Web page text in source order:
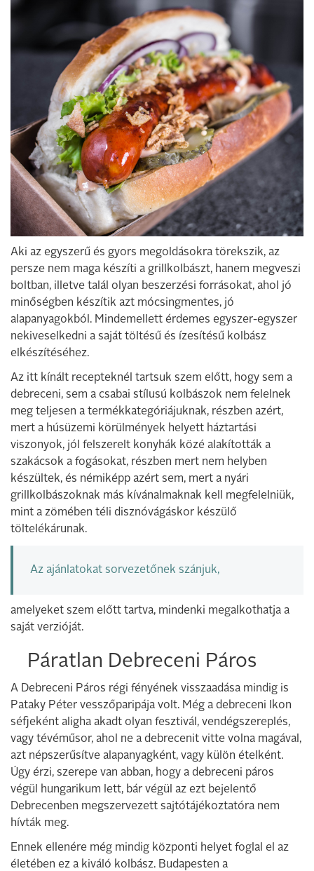
Aki az egyszerű és gyors megoldásokra törekszik, az
persze nem maga készíti a grillkolbászt, hanem megveszi
boltban, illetve talál olyan beszerzési forrásokat, ahol jó
minőségben készítik azt mócsingmentes, jó
alapanyagokból. Mindemellett érdemes egyszer-egyszer
nekiveselkedni a saját töltésű és ízesítésű kolbász
elkészítéséhez.
Az itt kínált recepteknél tartsuk szem előtt, hogy sem a
debreceni, sem a csabai stílusú kolbászok nem felelnek
meg teljesen a termékkategóriájuknak, részben azért,
mert a húsüzemi körülmények helyett háztartási
viszonyok, jól felszerelt konyhák közé alakították a
szakácsok a fogásokat, részben mert nem helyben
készültek, és némiképp azért sem, mert a nyári
grillkolbászoknak más kívánalmaknak kell megfelelniük,
mint a zömében téli disznóvágáskor készülő
töltelékárunak.
Az ajánlatokat sorvezetőnek szánjuk,
amelyeket szem előtt tartva, mindenki megalkothatja a
saját verzióját.
Páratlan Debreceni Páros
A Debreceni Páros régi fényének visszaadása mindig is
Pataky Péter vesszőparipája volt. Még a debreceni Ikon
séfjeként aligha akadt olyan fesztivál, vendégszereplés,
vagy tévéműsor, ahol ne a debrecenit vitte volna magával,
azt népszerűsítve alapanyagként, vagy külön ételként.
Úgy érzi, szerepe van abban, hogy a debreceni páros
végül hungarikum lett, bár végül az ezt bejelentő
Debrecenben megszervezett sajtótájékoztatóra nem
hívták meg.
Ennek ellenére még mindig központi helyet foglal el az
életében ez a kiváló kolbász. Budapesten a